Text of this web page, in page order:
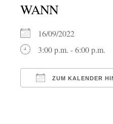
WANN
16/09/2022
3:00 p.m. - 6:00 p.m.
ZUM KALENDER